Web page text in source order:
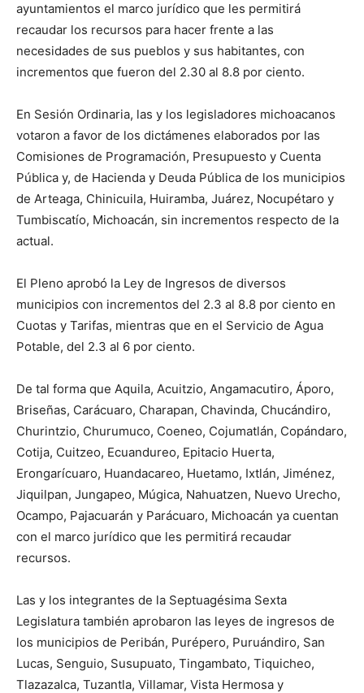
ayuntamientos el marco jurídico que les permitirá
recaudar los recursos para hacer frente a las
necesidades de sus pueblos y sus habitantes, con
incrementos que fueron del 2.30 al 8.8 por ciento.
En Sesión Ordinaria, las y los legisladores michoacanos
votaron a favor de los dictámenes elaborados por las
Comisiones de Programación, Presupuesto y Cuenta
Pública y, de Hacienda y Deuda Pública de los municipios
de Arteaga, Chinicuila, Huiramba, Juárez, Nocupétaro y
Tumbiscatío, Michoacán, sin incrementos respecto de la
actual.
El Pleno aprobó la Ley de Ingresos de diversos
municipios con incrementos del 2.3 al 8.8 por ciento en
Cuotas y Tarifas, mientras que en el Servicio de Agua
Potable, del 2.3 al 6 por ciento.
De tal forma que Aquila, Acuitzio, Angamacutiro, Áporo,
Briseñas, Carácuaro, Charapan, Chavinda, Chucándiro,
Churintzio, Churumuco, Coeneo, Cojumatlán, Copándaro,
Cotija, Cuitzeo, Ecuandureo, Epitacio Huerta,
Erongarícuaro, Huandacareo, Huetamo, Ixtlán, Jiménez,
Jiquilpan, Jungapeo, Múgica, Nahuatzen, Nuevo Urecho,
Ocampo, Pajacuarán y Parácuaro, Michoacán ya cuentan
con el marco jurídico que les permitirá recaudar
recursos.
Las y los integrantes de la Septuagésima Sexta
Legislatura también aprobaron las leyes de ingresos de
los municipios de Peribán, Purépero, Puruándiro, San
Lucas, Senguio, Susupuato, Tingambato, Tiquicheo,
Tlazazalca, Tuzantla, Villamar, Vista Hermosa y